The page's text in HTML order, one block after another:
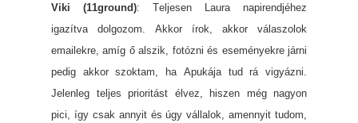
Viki (11ground): Teljesen Laura napirendjéhez
igazítva dolgozom. Akkor írok, akkor válaszolok
emailekre, amíg ő alszik, fotózni és eseményekre járni
pedig akkor szoktam, ha Apukája tud rá vigyázni.
Jelenleg teljes prioritást élvez, hiszen még nagyon
pici, így csak annyit és úgy vállalok, amennyit tudom,